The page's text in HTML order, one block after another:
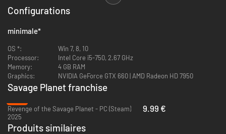
Répertoriez la faune et la flore et découvrez d'étranges oiseaux
sphériques, des plantes hallucinogènes, ou encore des orifices
extraterrestres. Essayez de ne pas vous faire tuer.
Configurations
minimale*
OS *:
Win 7, 8, 10
Processor:
Intel Core i5-750, 2.67 GHz
Memory:
4 GB RAM
Graphics:
NVIDIA GeForce GTX 660 | AMD Radeon HD 7950
Savage Planet franchise
Revenge of the Savage Planet - PC (Steam)
2025
9.99 €
Produits similaires